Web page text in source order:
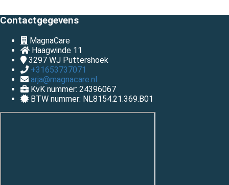
Contactgegevens
MagnaCare
Haagwinde 11
3297 WJ Puttershoek
+31653737071
arja@magnacare.nl
KvK nummer: 24396067
BTW nummer: NL8154.21.369.B01